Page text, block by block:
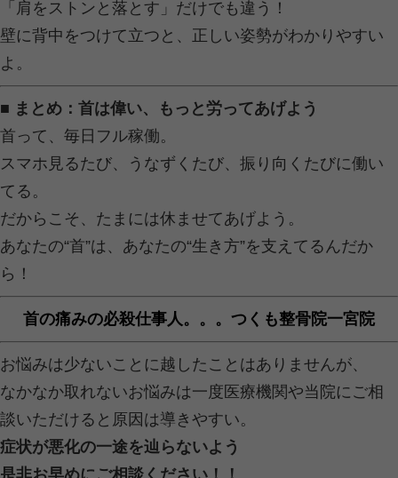
「高級低反発」とか「ホテル仕様」
ど、
高さが合ってなければ、ただの“首の
■ 首痛持ちのあるある5選
左右の確認がロボット級（信号渡る
美容室で「楽にしてくださいね」が